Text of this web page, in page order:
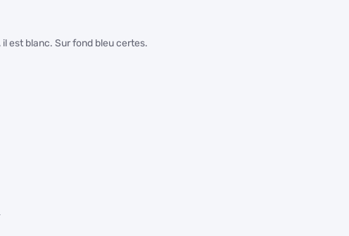
il est blanc. Sur fond bleu certes.